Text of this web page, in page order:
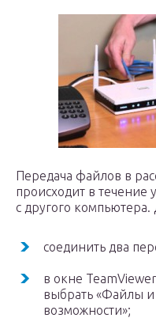
Передача файлов в
происходит в течение
с другого
соединить два
в окне
выбрать «Файлы
возможности»;